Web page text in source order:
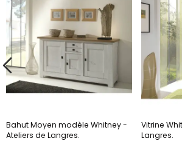
Bahut Moyen modèle Whitney -
Ateliers de Langres.
Vitrine Whitney -
Langres.